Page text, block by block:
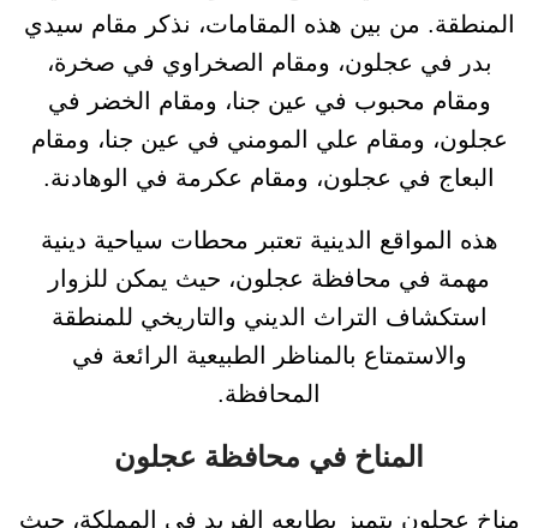
المنطقة. من بين هذه المقامات، نذكر مقام سيدي
بدر في عجلون، ومقام الصخراوي في صخرة،
ومقام محبوب في عين جنا، ومقام الخضر في
عجلون، ومقام علي المومني في عين جنا، ومقام
البعاج في عجلون، ومقام عكرمة في الوهادنة.
هذه المواقع الدينية تعتبر محطات سياحية دينية
مهمة في محافظة عجلون، حيث يمكن للزوار
استكشاف التراث الديني والتاريخي للمنطقة
والاستمتاع بالمناظر الطبيعية الرائعة في
المحافظة.
المناخ في محافظة عجلون
مناخ عجلون يتميز بطابعه الفريد في المملكة، حيث